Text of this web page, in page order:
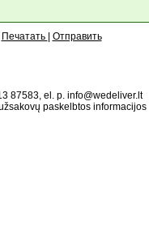
Печатать Отправить
87583, el. p. info@wedeliver.lt
paskelbtos